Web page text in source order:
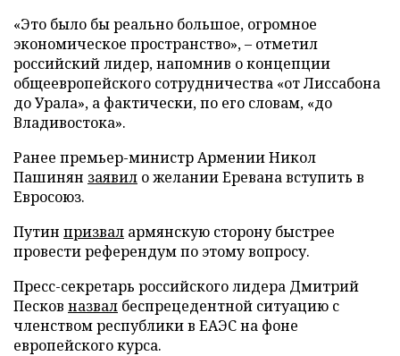
«Это было бы реально большое, огромное
экономическое пространство», – отметил
российский лидер, напомнив о концепции
общеевропейского сотрудничества «от Лиссабона
до Урала», а фактически, по его словам, «до
Владивостока».
Ранее премьер-министр Армении Никол
Пашинян заявил о желании Еревана вступить в
Евросоюз.
Путин призвал армянскую сторону быстрее
провести референдум по этому вопросу.
Пресс-секретарь российского лидера Дмитрий
Песков назвал беспрецедентной ситуацию с
членством республики в ЕАЭС на фоне
европейского курса.